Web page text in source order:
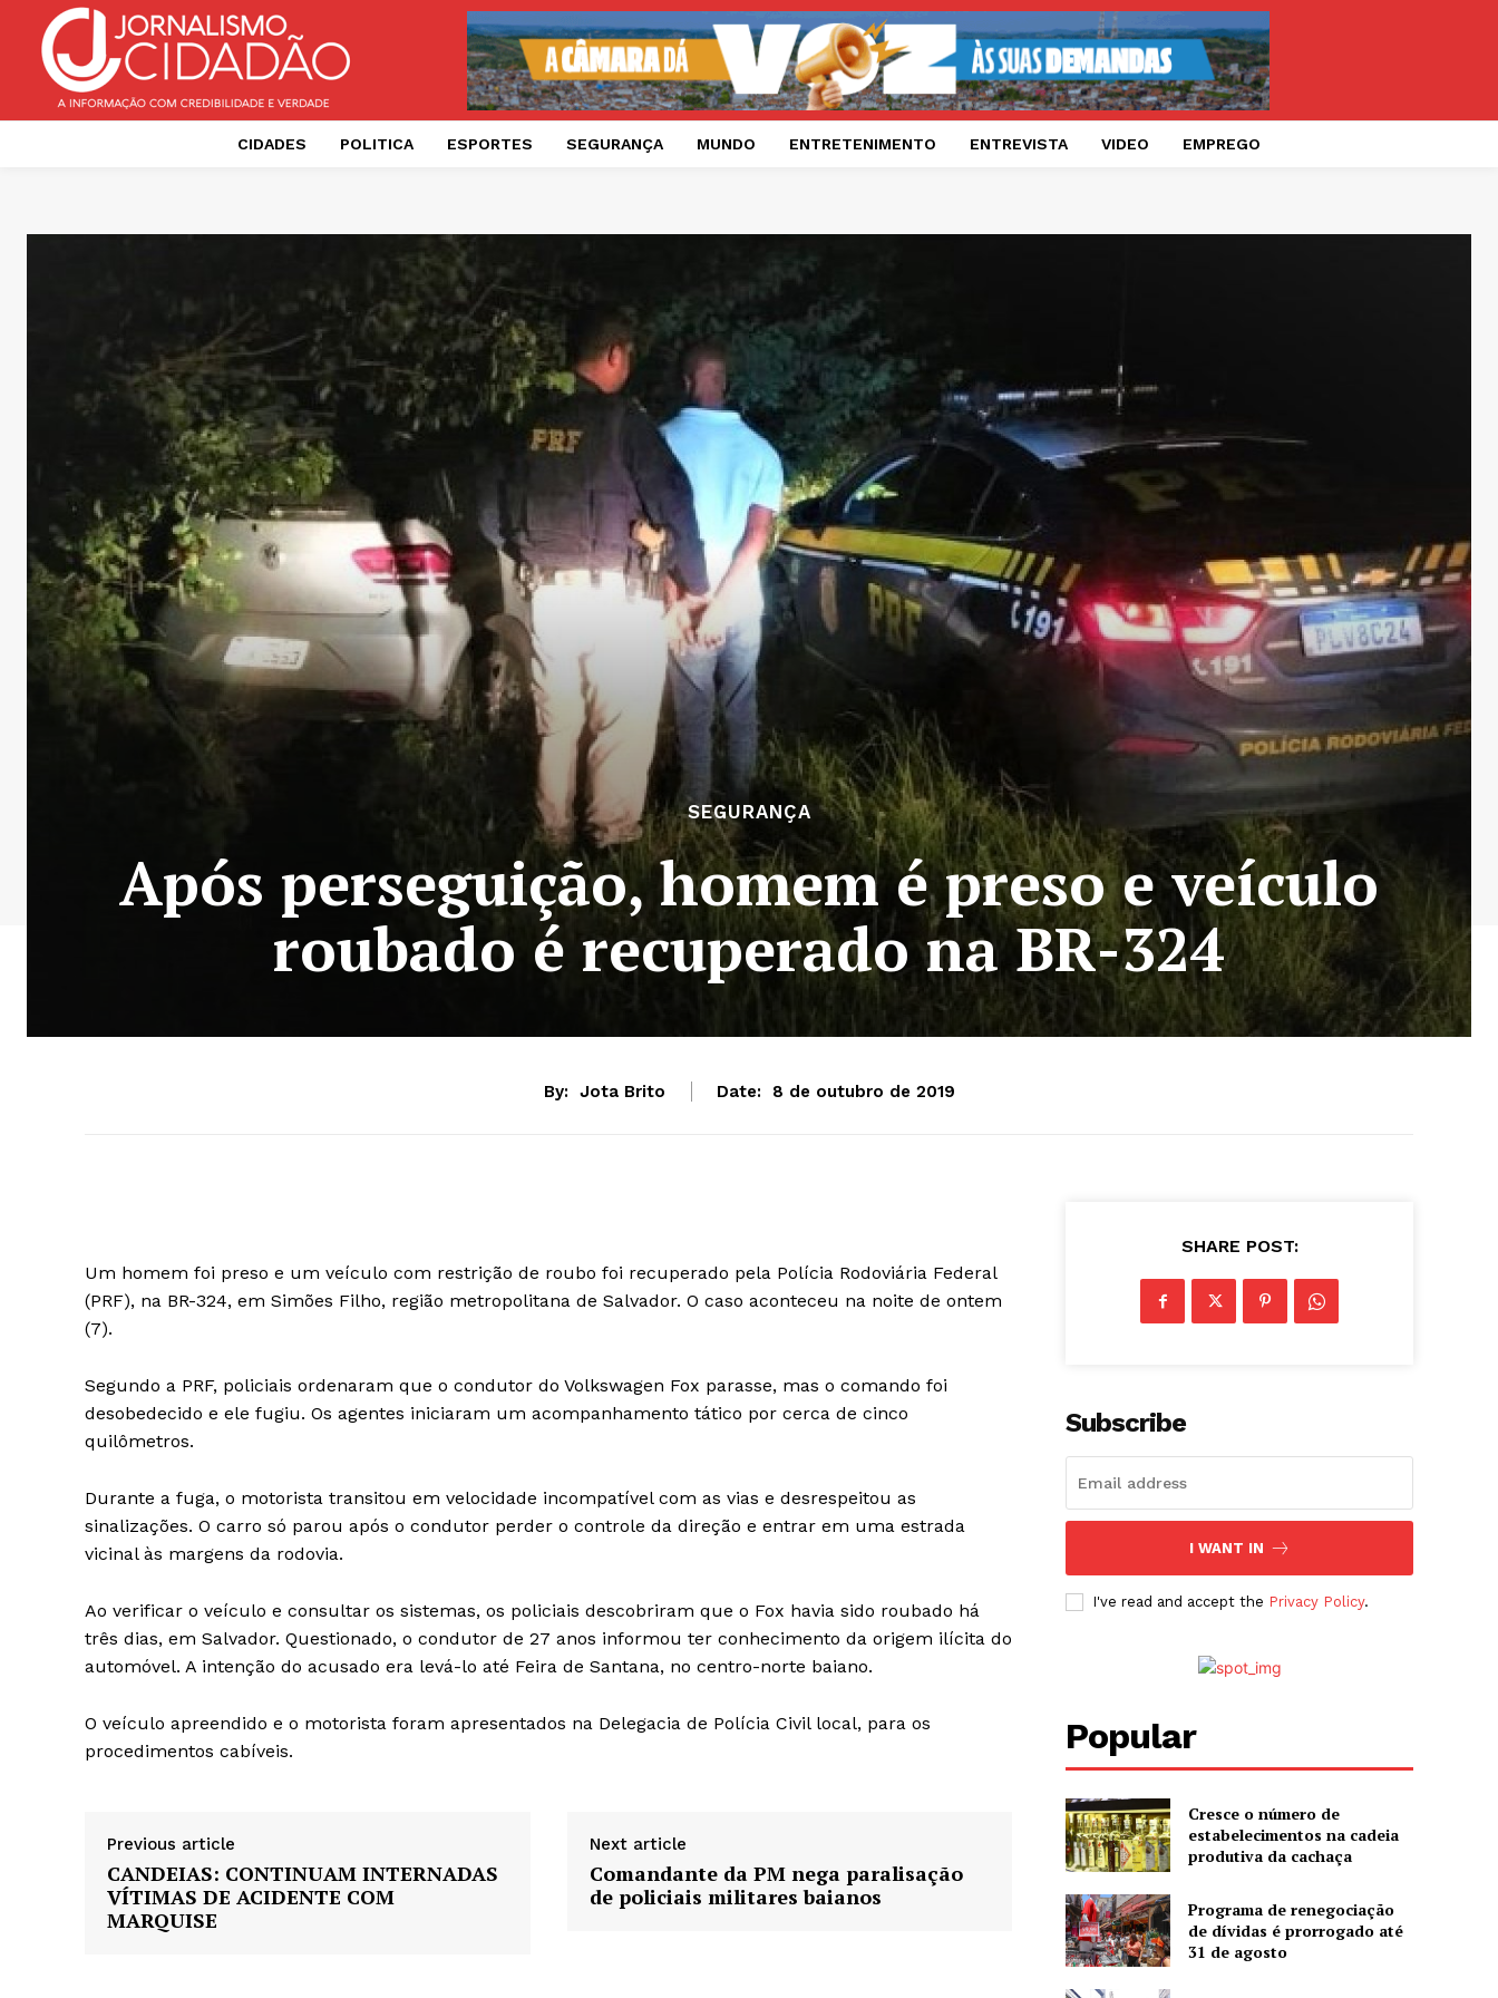
CIDADES POLITICA ESPORTES SEGURANÇA MUNDO ENTRETENIMENTO ENTREVISTA VIDEO EMPREGO
SEGURANÇA
Após perseguição, homem é preso e veículo
roubado é recuperado na BR-324
By: Jota Brito Date: 8 de outubro de 2019
Um homem foi preso e um veículo com restrição de roubo foi recuperado pela Polícia Rodoviária Federal
(PRF), na BR-324, em Simões Filho, região metropolitana de Salvador. O caso aconteceu na noite de ontem
(7).
Segundo a PRF, policiais ordenaram que o condutor do Volkswagen Fox parasse, mas o comando foi
desobedecido e ele fugiu. Os agentes iniciaram um acompanhamento tático por cerca de cinco
quilômetros.
Durante a fuga, o motorista transitou em velocidade incompatível com as vias e desrespeitou as
sinalizações. O carro só parou após o condutor perder o controle da direção e entrar em uma estrada
vicinal às margens da rodovia.
Ao verificar o veículo e consultar os sistemas, os policiais descobriram que o Fox havia sido roubado há
três dias, em Salvador. Questionado, o condutor de 27 anos informou ter conhecimento da origem ilícita do
automóvel. A intenção do acusado era levá-lo até Feira de Santana, no centro-norte baiano.
O veículo apreendido e o motorista foram apresentados na Delegacia de Polícia Civil local, para os
procedimentos cabíveis.
Previous article
CANDEIAS: CONTINUAM INTERNADAS
VÍTIMAS DE ACIDENTE COM
MARQUISE
Next article
Comandante da PM nega paralisação
de policiais militares baianos
SHARE POST:
Subscribe
I WANT IN
I've read and accept the Privacy Policy.
Popular
Cresce o número de
estabelecimentos na cadeia
produtiva da cachaça
Programa de renegociação
de dívidas é prorrogado até
31 de agosto